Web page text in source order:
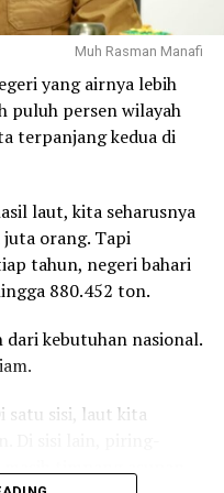
bahwa
pembangunan fisik
penguatan karakter,
bangsa.
kekuatan spiritual
Zikir dan doa
dari persoalan,
pertolongan
usaha membangun
optimisme,
bahwa
hanya ditentukan oleh
oleh nilai-nilai
bukan hanya
Muh Rasman Manafi
yang airnya lebih
puluh persen wilayah
terpanjang kedua di
laut, kita seharusnya
orang. Tapi
tahun, negeri bahari
880.452 ton.
kebutuhan nasional.
satu sisi, laut kita